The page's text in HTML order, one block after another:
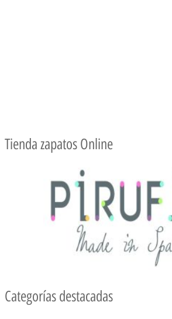
Tienda zapatos Online
Categorías destacadas